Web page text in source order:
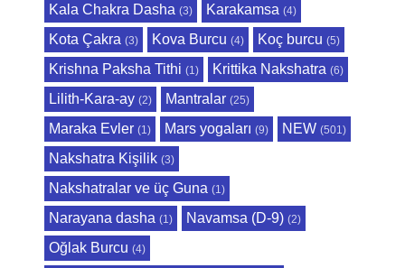
Kala Chakra Dasha (3) Karakamsa (4)
Kota Çakra (3) Kova Burcu (4) Koç burcu (5)
Krishna Paksha Tithi (1) Krittika Nakshatra (6)
Lilith-Kara-ay (2) Mantralar (25)
Maraka Evler (1) Mars yogaları (9) NEW (501)
Nakshatra Kişilik (3)
Nakshatralar ve üç Guna (1)
Narayana dasha (1) Navamsa (D-9) (2)
Oğlak Burcu (4)